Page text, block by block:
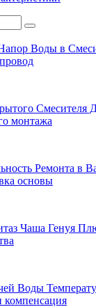
Воды в
Смесителя
монтажа
Ремонта в
основы
Чаша Генуя
Воды
компенсация